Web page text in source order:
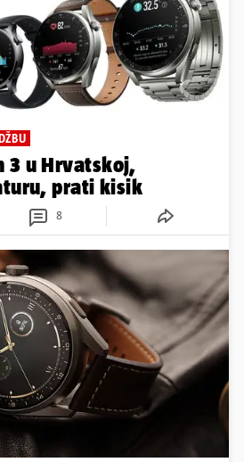
3 u Hrvatskoj,
prati kisik
8